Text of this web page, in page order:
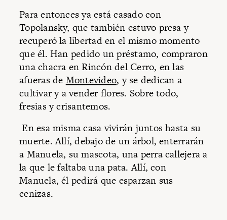
Para entonces ya está casado con
Topolansky, que también estuvo presa y
recuperó la libertad en el mismo momento
que él. Han pedido un préstamo, compraron
una chacra en Rincón del Cerro, en las
afueras de Montevideo, y se dedican a
cultivar y a vender flores. Sobre todo,
fresias y crisantemos.
En esa misma casa vivirán juntos hasta su
muerte. Allí, debajo de un árbol, enterrarán
a Manuela, su mascota, una perra callejera a
la que le faltaba una pata. Allí, con
Manuela, él pedirá que esparzan sus
cenizas.